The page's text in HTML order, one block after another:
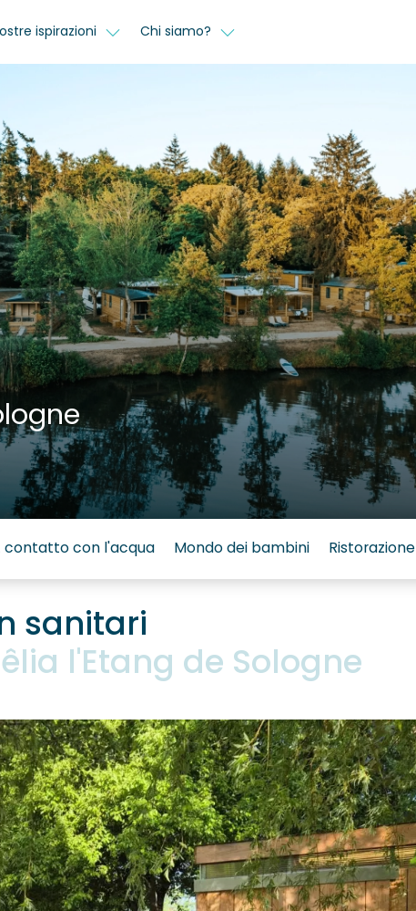
ispirazioni Chi siamo?
contatto con l'acqua Mondo dei bambini Ristorazione
sanitari
l'Etang de Sologne